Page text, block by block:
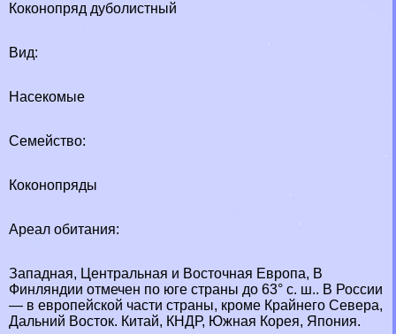
Коконопряд дуболистный
Вид:
Насекомые
Семейство:
Коконопряды
Ареал обитания:
Западная, Центральная и Восточная Европа, В
Финляндии отмечен по юге страны до 63° с. ш.. В России
— в европейской части страны, кроме Крайнего Севера,
Дальний Восток. Китай, КНДР, Южная Корея, Япония.